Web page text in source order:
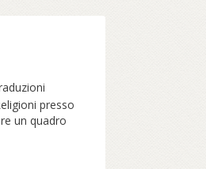
presso
un quadro